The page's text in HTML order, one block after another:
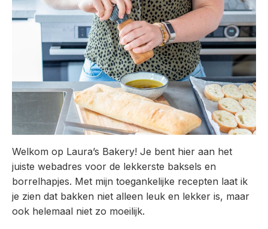
Welkom op Laura’s Bakery! Je bent hier aan het
juiste webadres voor de lekkerste baksels en
borrelhapjes. Met mijn toegankelijke recepten laat ik
je zien dat bakken niet alleen leuk en lekker is, maar
ook helemaal niet zo moeilijk.